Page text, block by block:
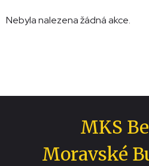
Nebyla nalezena žádná akce.
MKS
Moravské